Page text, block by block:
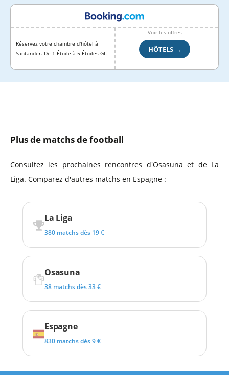
Réservez votre chambre d'hôtel à
Santander. De 1 Étoile à 5 Étoiles GL.
Voir les offres
HÔTELS →
Plus de matchs de football
Consultez les prochaines rencontres d'Osasuna et de La
Liga. Comparez d'autres matchs en Espagne :
La Liga
380 matchs dès 19 €
Osasuna
38 matchs dès 33 €
Espagne
830 matchs dès 9 €